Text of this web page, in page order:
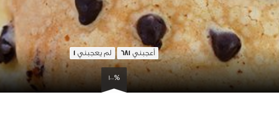
أعجبني 681 لم يعجبني 1
100%